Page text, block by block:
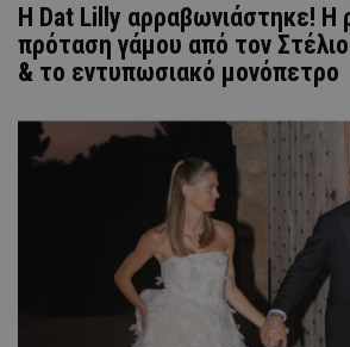
Η Dat Lilly αρραβωνιάστηκε! Η
πρόταση γάμου από τον
& το εντυπωσιακό μονόπετρο